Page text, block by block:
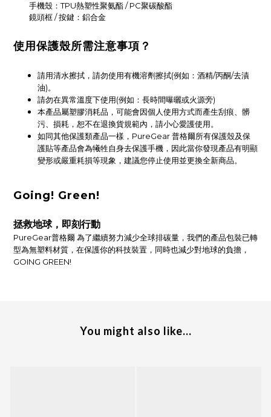
手機殼：TPU熱塑性聚氨酯 / PC聚碳酸酯
鏡頭框 / 按鍵：鋁合金
使用保護殼所需注意事項？
請用清水擦拭，請勿使用有機溶劑擦拭(例如：酒精/丙酮/去漬
油)。
請勿在異常溫度下使用(例如：長時間曝曬或火源旁)
本產品屬塑膠消耗品，可能會因個人使用方式而產生刮痕、髒
污、損耗，恕不在退換貨規範內，請小心愛護使用。
如同其他保護類產品一樣，PureGear 普格爾所有保護殼及保
護貼等產品會為犧牲自身去保護手機，因此當你發現產品有明顯
變形或嚴重耗損等現象，建議您停止使用並更換全新商品。
Going! Green!
拯救地球，即刻行動
PureGear普格爾 為了繼續努力減少全球排碳量，我們的產品包裝已轉
型為無塑料材質，在保護你的科技裝置，同時也減少對地球的負擔，
GOING GREEN!
You might also like...